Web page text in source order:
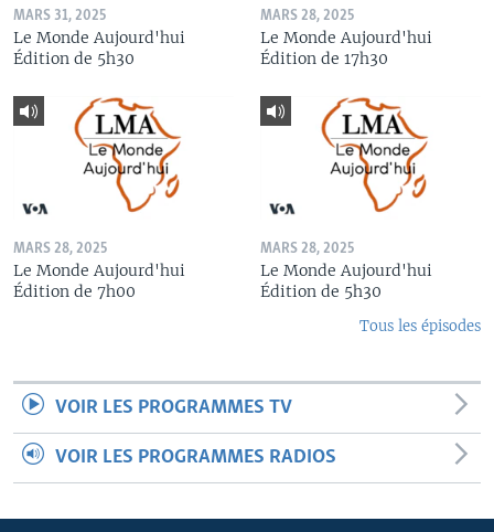
MARS 31, 2025
Le Monde Aujourd'hui
Édition de 5h30
MARS 28, 2025
Le Monde Aujourd'hui
Édition de 17h30
MARS 28, 2025
Le Monde Aujourd'hui
Édition de 7h00
MARS 28, 2025
Le Monde Aujourd'hui
Édition de 5h30
Tous les épisodes
VOIR LES PROGRAMMES TV
VOIR LES PROGRAMMES RADIOS